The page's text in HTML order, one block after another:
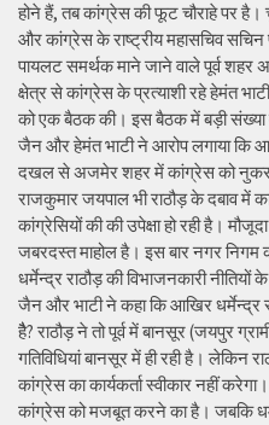
होने हैं, तब कांग्रेस की फूट चौराहे पर है।
और कांग्रेस के राष्ट्रीय महासचिव
पायलट समर्थक माने जाने वाले पूर्व शहर
क्षेत्र से कांग्रेस के प्रत्याशी रहे हेमंत
को एक बैठक की। इस बैठक में बड़ी संख्या
जैन और हेमंत भाटी ने आरोप लगाया कि
दखल से अजमेर शहर में कांग्रेस को
राजकुमार जयपाल भी राठौड़ के दबाव में
कांग्रेसियों की की उपेक्षा हो रही है।
जबरदस्त माहोल है। इस बार नगर
धर्मेन्द्र राठौड़ की विभाजनकारी
जैन और भाटी ने कहा कि आखिर धर्मेन्द्र
हैै? राठौड़ ने तो पूर्व में बानसूर (जयपुर
गतिविधियां बानसूर में ही रही है।
कांग्रेस का कार्यकर्ता स्वीकार नहीं
कांग्रेस को मजबूत करने का है। जबकि